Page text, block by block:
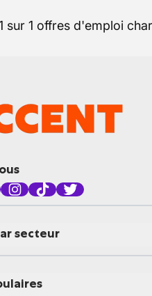
sur 1 offres d'emploi
secteur